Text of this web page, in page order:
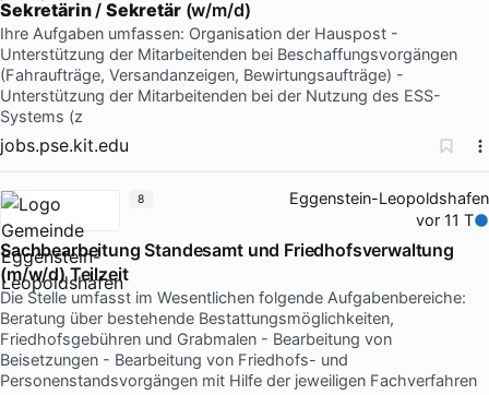
Sekretärin/ Sekretär(w/m/d)
Ihre Aufgaben umfassen: Organisation der Hauspost -
Unterstützung der Mitarbeitenden bei Beschaffungsvorgängen
(Fahraufträge, Versandanzeigen, Bewirtungsaufträge) -
Unterstützung der Mitarbeitenden bei der Nutzung des ESS-
Systems (z
jobs.pse.kit.edu
Eggenstein-Leopoldshafen
vor 11 T
Sachbearbeitung Standesamt und Friedhofsverwaltung
(m/w/d) Teilzeit
Die Stelle umfasst im Wesentlichen folgende Aufgabenbereiche:
Beratung über bestehende Bestattungsmöglichkeiten,
Friedhofsgebühren und Grabmalen - Bearbeitung von
Beisetzungen - Bearbeitung von Friedhofs- und
Personenstandsvorgängen mit Hilfe der jeweiligen Fachverfahren
8